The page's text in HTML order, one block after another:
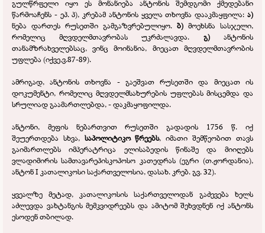
გულწრფელი იყო ეს მონანიება ანტონის შემდგომი ქმედებანი
წარმოაჩენს -ეპ. პ), კრებამ ანტონის ყველა თხოვნა დააკმაყფილა: ა)
ნება დართეს რუსეთში გამგაზვრებულიყო. ბ) მოეხსნა სასჯელი,
რომელიც მღვდელმთავრობას უკრძალავდა. გ) ანტონის
თანამზრახველებსაც, ვინც მოინანია, მიეცათ მღვდელმთავრობის
უფლება (იქვე,ვ.87-89).
ამრიგად, ანტონის თხოვნა -გაეშვათ რუსეთში და მიეცათ ის
დოკუმენტი, რომელიც მღვდელმსახურების უფლებას მისცემდა და
სრულიად გაამართლებდა, -დაკმაყოფილდა.
ანტონი, მეფის ნებართვით რუსეთში გადადის 1756 წ. იქ
შეუერთდება სხვა, საპოლიტიკო წრეებს, იმათი შემწეობით თავს
გაიმართლებს იმპერატრიცა ელისაბედის წინაშე და მიიღებს
ვლადიმირის სამთავარეპისკოპოსო კათედრას (ეგრი (თ.ჟორდანია),
ანტონ I კათალიკოსი საქართველოსია, დასახ. კრებ. გვ. 32).
ყვეალზე მეტად, კათალიკოსის საქართველოდან გაძევება ხელს
აძლევდა ვახტანგის მემკვიდრეებს და ამიტომ შეხვდნენ იქ ანტონს
ესოდენ თბილად.